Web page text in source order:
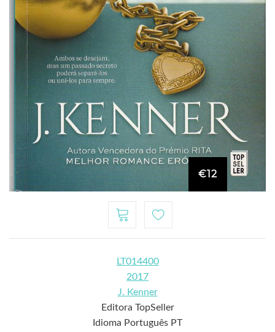
€12
LT014400
2017
J. Kenner
Editora TopSeller
Idioma Português PT